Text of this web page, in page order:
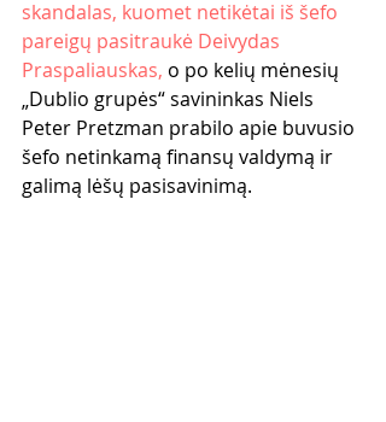
skandalas, kuomet netikėtai iš šefo
pareigų pasitraukė Deivydas
Praspaliauskas, o po kelių mėnesių
„Dublio grupės“ savininkas Niels
Peter Pretzman prabilo apie buvusio
šefo netinkamą finansų valdymą ir
galimą lėšų pasisavinimą.